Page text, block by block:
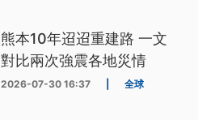
熊本10年迢迢重建路 一文
對比兩次強震各地災情
2026-07-30 16:37 全球